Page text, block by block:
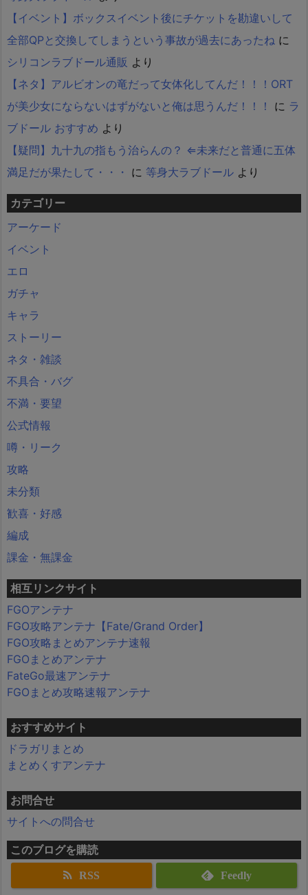
【イベント】ボックスイベント後にチケットを勘違いして
全部QPと交換してしまうという事故が過去にあったね に
シリコンラブドール通販 より
【ネタ】アルビオンの竜だって女体化してんだ！！！ORT
が美少女にならないはずがないと俺は思うんだ！！！
に ラ
ブドール おすすめ より
【疑問】九十九の指もう治らんの？ ⇐未来だと普通に五体
満足だが果たして・・・ に 等身大ラブドール より
カテゴリー
アーケード
イベント
エロ
ガチャ
キャラ
ストーリー
ネタ・雑談
不具合・バグ
不満・要望
公式情報
噂・リーク
攻略
未分類
歓喜・好感
編成
課金・無課金
相互リンクサイト
FGOアンテナ
FGO攻略アンテナ【Fate/Grand Order】
FGO攻略まとめアンテナ速報
FGOまとめアンテナ
FateGo最速アンテナ
FGOまとめ攻略速報アンテナ
おすすめサイト
ドラガリまとめ
まとめくすアンテナ
お問合せ
サイトへの問合せ
このブログを購読
RSS Feedly